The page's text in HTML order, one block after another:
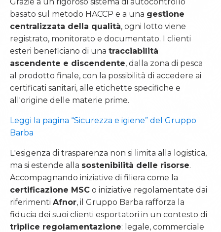
basato sul metodo HACCP e a una gestione
centralizzata della qualità, ogni lotto viene
registrato, monitorato e documentato. I clienti
esteri beneficiano di una tracciabilità
ascendente e discendente, dalla zona di pesca
al prodotto finale, con la possibilità di accedere ai
certificati sanitari, alle etichette specifiche e
all'origine delle materie prime.
Leggi la pagina “Sicurezza e igiene” del Gruppo
Barba
L'esigenza di trasparenza non si limita alla logistica,
ma si estende alla sostenibilità delle risorse.
Accompagnando iniziative di filiera come la
certificazione MSC o iniziative regolamentate dai
riferimenti Afnor, il Gruppo Barba rafforza la
fiducia dei suoi clienti esportatori in un contesto di
triplice regolamentazione: legale, commerciale